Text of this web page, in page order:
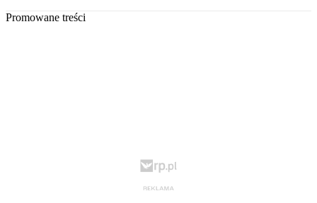
Promowane treści